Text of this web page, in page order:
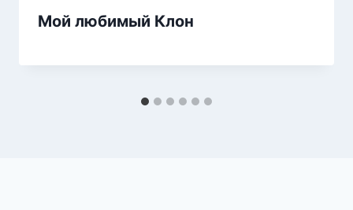
Мой любимый Клон